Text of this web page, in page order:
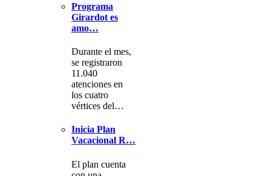
Programa
Girardot es
amo…
Durante el mes,
se registraron
11.040
atenciones en
los cuatro
vértices del…
Inicia Plan
Vacacional R…
El plan cuenta